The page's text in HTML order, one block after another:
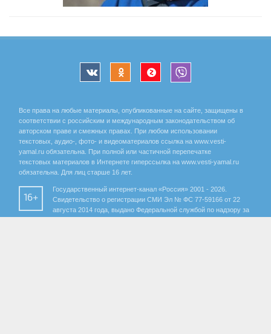
Все права на любые материалы, опубликованные на сайте, защищены в
соответствии с российским и международным законодательством об
авторском праве и смежных правах. При любом использовании
текстовых, аудио-, фото- и видеоматериалов ссылка на www.vesti-
yamal.ru обязательна. При полной или частичной перепечатке
текстовых материалов в Интернете гиперссылка на www.vesti-yamal.ru
обязательна. Для лиц старше 16 лет.
16+
Государственный интернет-канал «Россия» 2001 - 2026.
Свидетельство о регистрации СМИ Эл № ФС 77-59166 от 22
августа 2014 года, выдано Федеральной службой по надзору за